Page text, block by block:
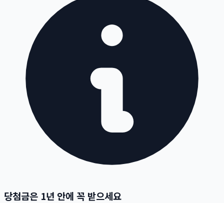
당첨금은 1년 안에 꼭 받으세요